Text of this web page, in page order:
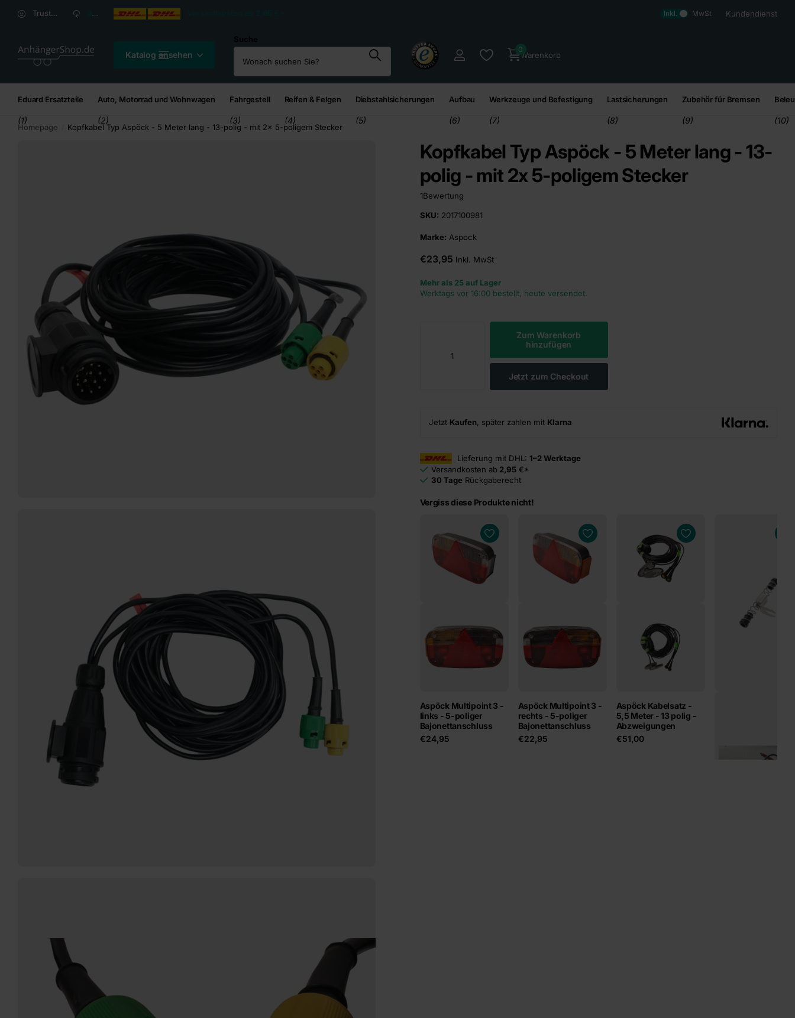
Trusted Shops Kundenbewertung: 4,8/5 RückgaberechtVersandkosten ab Inkl. MwSt Kundendienst
Katalog ansehen
Warenkorb
0
Eduard Ersatzteile
(1)
Auto, Motorrad und Wohnwagen
(2)
Fahrgestell
(3)
Reifen & Felgen
(4)
Diebstahlsicherungen
(5)
Aufbau
(6)
Werkzeuge und Befestigung
(7)
Lastsicherungen
(8)
Zubehör für Bremsen
(9) (10)
Homepage Kopfkabel Typ Aspöck - 5 Meter lang - 13-polig - mit 2x 5-poligem Stecker
Kopfkabel Typ Aspöck - 5 Meter lang - 13-
polig - mit 2x 5-poligem Stecker
1Bewertung
SKU: 2017100981
Marke: Aspock
€23,95 Inkl. MwSt
Mehr als 25 auf Lager
Werktags vor 16:00 bestellt, heute versendet.
Zum Warenkorb
hinzufügen
Jetzt zum Checkout
Jetzt Kaufen, später zahlen mit Klarna
Lieferung mit DHL: 1–2 Werktage
Versandkosten ab 2,95 €*
30 Tage Rückgaberecht
Vergiss diese Produkte nicht!
Aspöck Multipoint 3 -
links - 5-poliger
Bajonettanschluss
€24,95
Aspöck Multipoint 3 -
rechts - 5-poliger
Bajonettanschluss
€22,95
Aspöck Kabelsatz -
5,5 Meter - 13 polig -
Abzweigungen
€51,00